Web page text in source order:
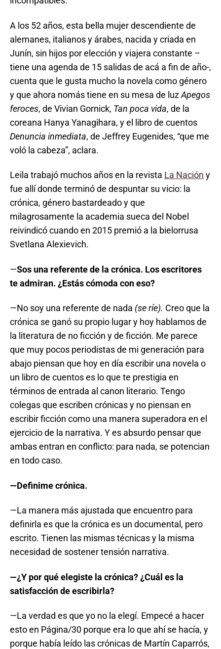
A los 52 años, esta bella mujer descendiente de
alemanes, italianos y árabes, nacida y criada en
Junín, sin hijos por elección y viajera constante –
tiene una agenda de 15 salidas de acá a fin de año-,
cuenta que le gusta mucho la novela como género
y que ahora nomás tiene en su mesa de luzApegos
feroces, de Vivian Gornick, Tan poca vida, de la
coreana Hanya Yanagihara, y el libro de cuentos
Denuncia inmediata, de Jeffrey Eugenides, “que me
voló la cabeza”, aclara.
Leila trabajó muchos años en la revista La Nación y
fue allí donde terminó de despuntar su vicio: la
crónica, género bastardeado y que
milagrosamente la academia sueca del Nobel
reivindicó cuando en 2015 premió a la bielorrusa
Svetlana Alexievich.
—Sos una referente de la crónica. Los escritores
te admiran. ¿Estás cómoda con eso?
—No soy una referente de nada (se ríe). Creo que la
crónica se ganó su propio lugar y hoy hablamos de
la literatura de no ficción y de ficción. Me parece
que muy pocos periodistas de mi generación para
abajo piensan que hoy en día escribir una novela o
un libro de cuentos es lo que te prestigia en
términos de entrada al canon literario. Tengo
colegas que escriben crónicas y no piensan en
escribir ficción como una manera superadora en el
ejercicio de la narrativa. Y es absurdo pensar que
ambas entran en conflicto: para nada, se potencian
en todo caso.
—Definime crónica.
—La manera más ajustada que encuentro para
definirla es que la crónica es un documental, pero
escrito. Tienen las mismas técnicas y la misma
necesidad de sostener tensión narrativa.
—¿Y por qué elegiste la crónica? ¿Cuál es la
satisfacción de escribirla?
—La verdad es que yo no la elegí. Empecé a hacer
esto en Página/30 porque era lo que ahí se hacía, y
porque había leído las crónicas de Martín Caparrós,